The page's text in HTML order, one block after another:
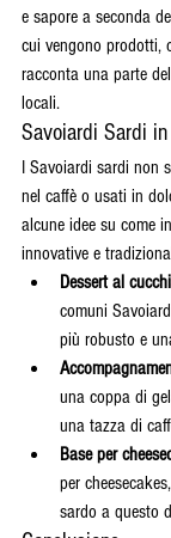
e sapore a seconda
cui vengono prodotti,
racconta una parte
locali.
Savoiardi Sardi
I Savoiardi sardi non
nel caffè o usati in
alcune idee su come
innovative e
Dessert al
comuni
più robusto e
una coppa di
una tazza di
Base per
per
sardo a questo